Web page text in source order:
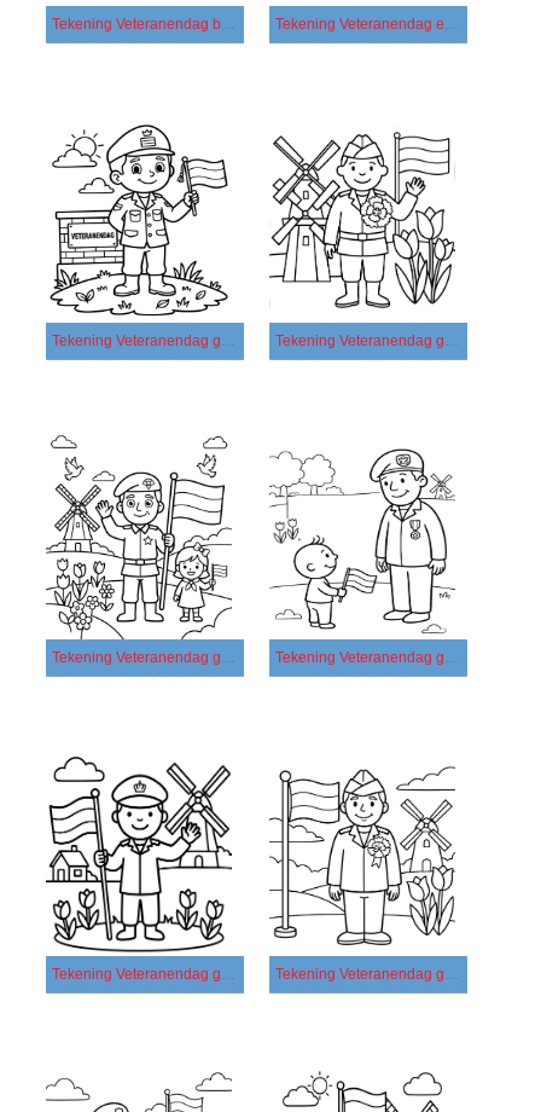
Tekening Veteranendag basis Tekening Veteranendag eenvoudig
Tekening Veteranendag gratis afdrukbaar basis Tekening Veteranendag gratis afdrukbaar eenvoudig
Tekening Veteranendag gratis afdrukbaar simpel Tekening Veteranendag gratis afdrukbaar
Tekening Veteranendag gratis basis Tekening Veteranendag gratis eenvoudig